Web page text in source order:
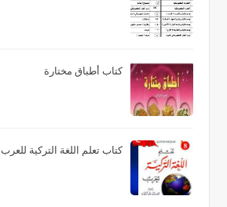
كتاب أطباق مختارة
كتاب تعلم اللغة التركية للعرب